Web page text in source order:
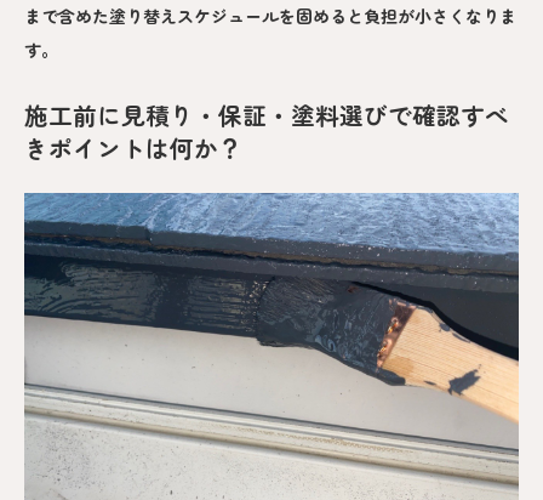
まで含めた塗り替えスケジュールを固めると負担が小さくなりま
す。
施工前に見積り・保証・塗料選びで確認すべ
きポイントは何か？